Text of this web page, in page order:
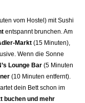
vom Hostel) mit Sushi
entspannt brunchen. Am
Markt (15 Minuten),
Wenn die Sonne
Lounge Bar (5 Minuten
(10 Minuten entfernt).
dein Bett schon im
buchen und mehr